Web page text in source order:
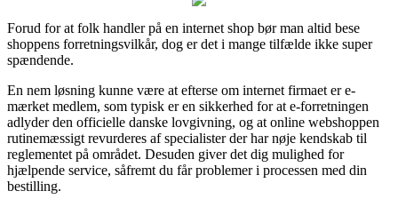
Forud for at folk handler på en internet shop bør man altid bese
shoppens forretningsvilkår, dog er det i mange tilfælde ikke super
spændende.
En nem løsning kunne være at efterse om internet firmaet er e-
mærket medlem, som typisk er en sikkerhed for at e-forretningen
adlyder den officielle danske lovgivning, og at online webshoppen
rutinemæssigt revurderes af specialister der har nøje kendskab til
reglementet på området. Desuden giver det dig mulighed for
hjælpende service, såfremt du får problemer i processen med din
bestilling.